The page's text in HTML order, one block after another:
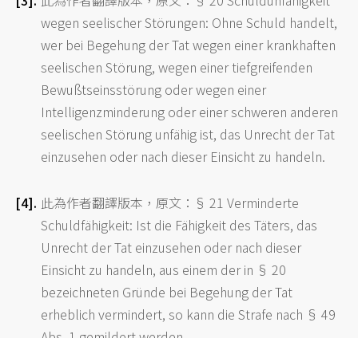
wegen seelischer Störungen: Ohne Schuld handelt,
wer bei Begehung der Tat wegen einer krankhaften
seelischen Störung, wegen einer tiefgreifenden
Bewußtseinsstörung oder wegen einer
Intelligenzminderung oder einer schweren anderen
seelischen Störung unfähig ist, das Unrecht der Tat
einzusehen oder nach dieser Einsicht zu handeln.
此為作者翻譯版本，原文：§ 21 Verminderte
Schuldfähigkeit: Ist die Fähigkeit des Täters, das
Unrecht der Tat einzusehen oder nach dieser
Einsicht zu handeln, aus einem der in § 20
bezeichneten Gründe bei Begehung der Tat
erheblich vermindert, so kann die Strafe nach § 49